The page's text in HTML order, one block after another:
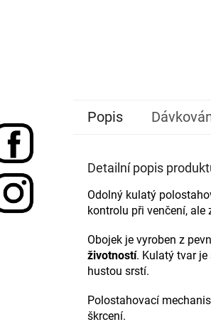
Popis
Detailní popis
Odolný kulatý
kontrolu při venčení,
Obojek je vyroben z
životností. Kulatý tvar je
hustou srstí.
Polostahovací
škrcení.